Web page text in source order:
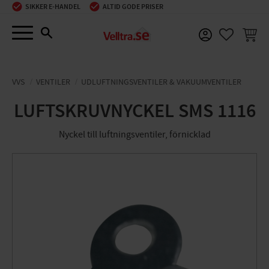
Menu
SIKKER E-HANDEL ALTID GODE PRISER
VVS VENTILER UDLUFTNINGSVENTILER & VAKUUMVENTILER
LUFTSKRUVNYCKEL SMS 1116
Nyckel till luftningsventiler, förnicklad